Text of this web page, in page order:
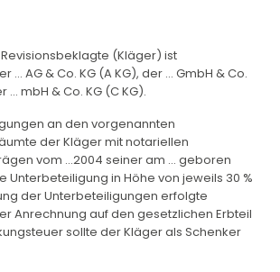
(Kläger) ist
... AG & Co. KG (A KG), der ... GmbH & Co.
... mbH & Co. KG (C KG).
an den vorgenannten
der Kläger mit notariellen
vom ...2004 seiner am ... geboren
Unterbeteiligung in Höhe von jeweils 30 %
der Unterbeteiligungen erfolgte
Anrechnung auf den gesetzlichen Erbteil
sollte der Kläger als Schenker